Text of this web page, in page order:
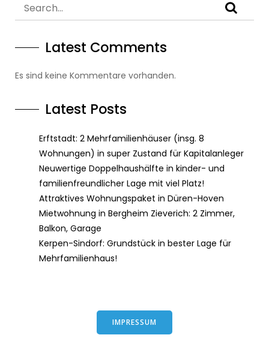
Latest Comments
Es sind keine Kommentare vorhanden.
Latest Posts
Erftstadt: 2 Mehrfamilienhäuser (insg. 8
Wohnungen) in super Zustand für Kapitalanleger
Neuwertige Doppelhaushälfte in kinder- und
familienfreundlicher Lage mit viel Platz!
Attraktives Wohnungspaket in Düren-Hoven
Mietwohnung in Bergheim Zieverich: 2 Zimmer,
Balkon, Garage
Kerpen-Sindorf: Grundstück in bester Lage für
Mehrfamilienhaus!
IMPRESSUM